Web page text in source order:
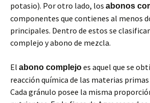
potasio). Por otro lado, los abonos
componentes que contienes al menos
principales. Dentro de estos se
complejo y abono de mezcla.
El abono complejoes aquel que se
reacción química de las materias
Cada gránulo posee la misma